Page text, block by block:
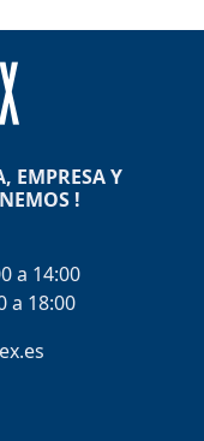
EMPRESA Y
!
a 14:00
a 18:00